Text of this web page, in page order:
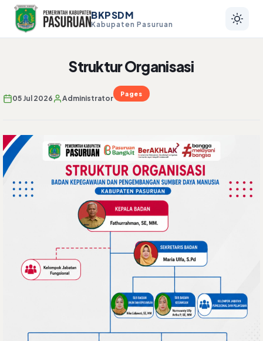
BKPSDM
Kabupaten Pasuruan
Struktur Organisasi
05 Jul 2026 Administrator
Pages